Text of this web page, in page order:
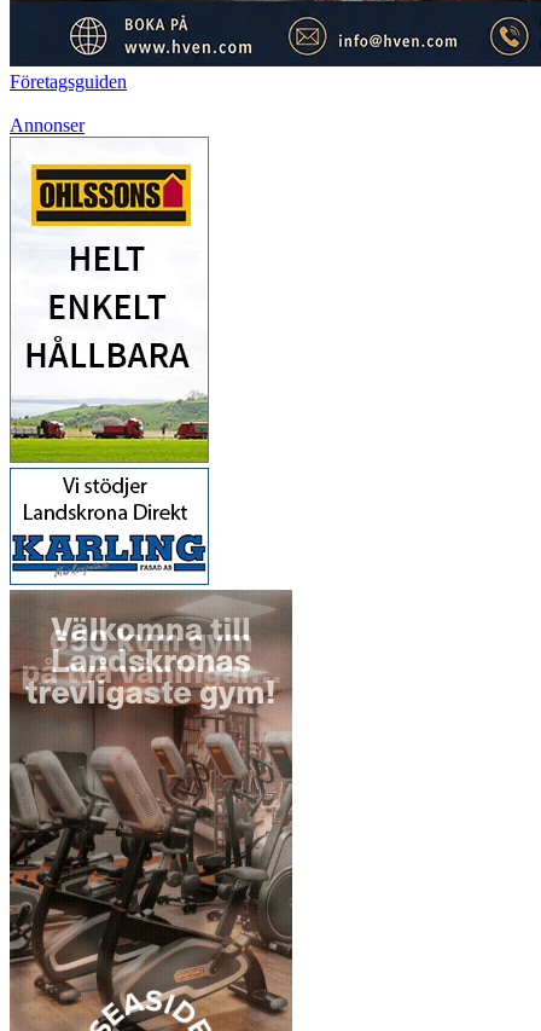
Företagsguiden
Annonser